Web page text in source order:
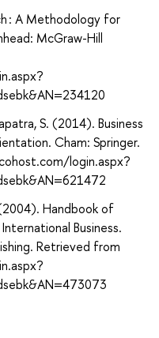
: A Methodology for
McGraw-Hill
S. (2014). Business
Cham: Springer.
login.aspx?
Handbook of
Business.
Retrieved from